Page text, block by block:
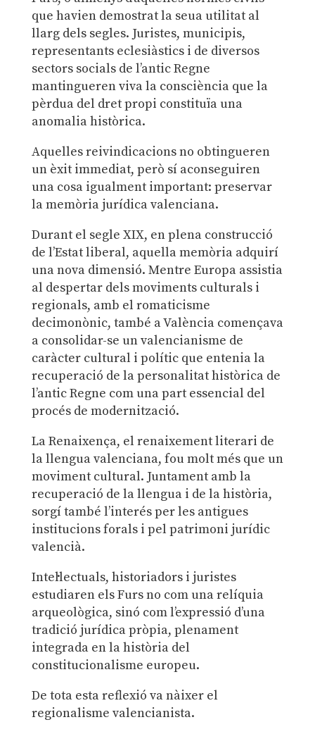
que havien demostrat la seua utilitat al
llarg dels segles. Juristes, municipis,
representants eclesiàstics i de diversos
sectors socials de l’antic Regne
mantingueren viva la consciència que la
pèrdua del dret propi constituïa una
anomalia històrica.
Aquelles reivindicacions no obtingueren
un èxit immediat, però sí aconseguiren
una cosa igualment important: preservar
la memòria jurídica valenciana.
Durant el segle XIX, en plena construcció
de l’Estat liberal, aquella memòria adquirí
una nova dimensió. Mentre Europa assistia
al despertar dels moviments culturals i
regionals, amb el romaticisme
decimonònic, també a València començava
a consolidar-se un valencianisme de
caràcter cultural i polític que entenia la
recuperació de la personalitat històrica de
l’antic Regne com una part essencial del
procés de modernització.
La Renaixença, el renaixement literari de
la llengua valenciana, fou molt més que un
moviment cultural. Juntament amb la
recuperació de la llengua i de la història,
sorgí també l’interés per les antigues
institucions forals i pel patrimoni jurídic
valencià.
Intel·lectuals, historiadors i juristes
estudiaren els Furs no com una relíquia
arqueològica, sinó com l’expressió d’una
tradició jurídica pròpia, plenament
integrada en la història del
constitucionalisme europeu.
De tota esta reflexió va nàixer el
regionalisme valencianista.